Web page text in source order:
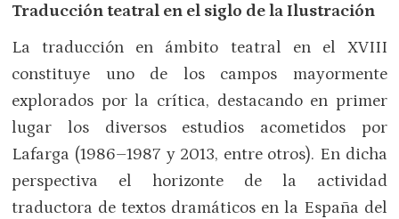
Traducción teatral en el siglo de la Ilustración
La traducción en ámbito teatral en el XVIII
constituye uno de los campos mayormente
explorados por la crítica, destacando en primer
lugar los diversos estudios acometidos por
Lafarga (1986–1987 y 2013, entre otros). En dicha
perspectiva el horizonte de la actividad
traductora de textos dramáticos en la España del